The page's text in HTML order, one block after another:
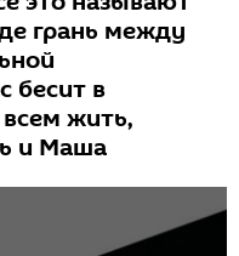
грань между
бесит в
жить,
и Маша